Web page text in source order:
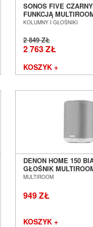
SONOS FIVE
FUNKCJĄ
POZNAŃ WROCŁAW
KOLUMNY I GŁOŚNIKI
2 849 ZŁ
2 763 ZŁ
KOSZYK +
DENON HOME 150
GŁOŚNIK
POZNAŃ WROCŁAW
MULTIROOM
949 ZŁ
KOSZYK +